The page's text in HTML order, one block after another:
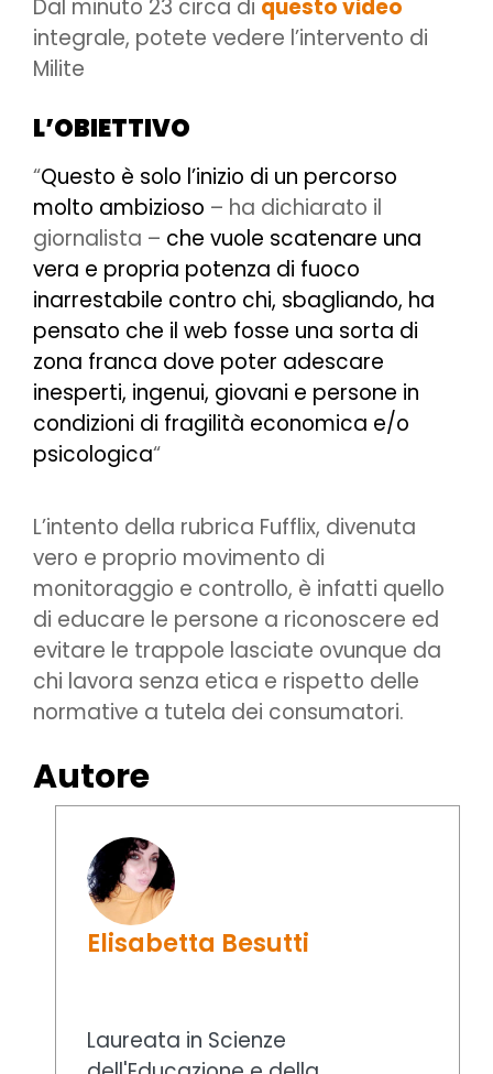
Dal minuto 23 circa di questo video
integrale, potete vedere l’intervento di
Milite
L’OBIETTIVO
“Questo è solo l’inizio di un percorso
molto ambizioso – ha dichiarato il
giornalista – che vuole scatenare una
vera e propria potenza di fuoco
inarrestabile contro chi, sbagliando, ha
pensato che il web fosse una sorta di
zona franca dove poter adescare
inesperti, ingenui, giovani e persone in
condizioni di fragilità economica e/o
psicologica“
L’intento della rubrica Fufflix, divenuta
vero e proprio movimento di
monitoraggio e controllo, è infatti quello
di educare le persone a riconoscere ed
evitare le trappole lasciate ovunque da
chi lavora senza etica e rispetto delle
normative a tutela dei consumatori.
Autore
Elisabetta Besutti
Laureata in Scienze